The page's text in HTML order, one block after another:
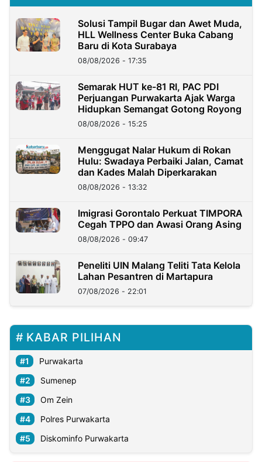
Solusi Tampil Bugar dan Awet Muda,
HLL Wellness Center Buka Cabang
Baru di Kota Surabaya
08/08/2026 - 17:35
Semarak HUT ke-81 RI, PAC PDI
Perjuangan Purwakarta Ajak Warga
Hidupkan Semangat Gotong Royong
08/08/2026 - 15:25
Menggugat Nalar Hukum di Rokan
Hulu: Swadaya Perbaiki Jalan, Camat
dan Kades Malah Diperkarakan
08/08/2026 - 13:32
Imigrasi Gorontalo Perkuat TIMPORA
Cegah TPPO dan Awasi Orang Asing
08/08/2026 - 09:47
Peneliti UIN Malang Teliti Tata Kelola
Lahan Pesantren di Martapura
07/08/2026 - 22:01
KABAR PILIHAN
Purwakarta
Sumenep
Om Zein
Polres Purwakarta
Diskominfo Purwakarta